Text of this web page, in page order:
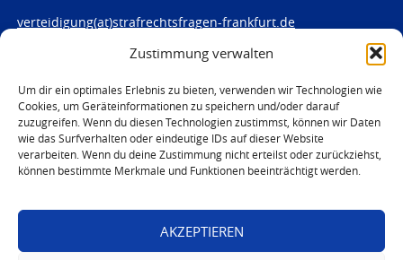
Zustimmung verwalten
Um dir ein optimales Erlebnis zu bieten, verwenden wir Technologien wie
Cookies, um Geräteinformationen zu speichern und/oder darauf
zuzugreifen. Wenn du diesen Technologien zustimmst, können wir Daten
wie das Surfverhalten oder eindeutige IDs auf dieser Website
verarbeiten. Wenn du deine Zustimmung nicht erteilst oder zurückziehst,
können bestimmte Merkmale und Funktionen beeinträchtigt werden.
AKZEPTIEREN
verteidigung(at)strafrechtsfragen-frankfurt.de
www.strafrechtsfragen-frankfurt.de
Louisenstraße 84
61348 Bad Homburg
Telefon:06172 - 66 28 00
Telefax: 06172 - 66 28 01
0171 - 691 67 67